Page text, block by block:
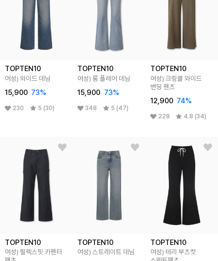
TOPTEN10
여성) 와이드 데님
15,900 73%
230 5 (30)
TOPTEN10
여성) 롱 플레어 데님
15,900 73%
348 5 (47)
TOPTEN10
여성) 크링클 와이드
밴딩 팬츠
12,900 74%
228 4.8 (34)
TOPTEN10
여성) 릴렉스핏 카펜터
TOPTEN10
여성) 스트레이트 데님
TOPTEN10
여성) 테리 부츠컷